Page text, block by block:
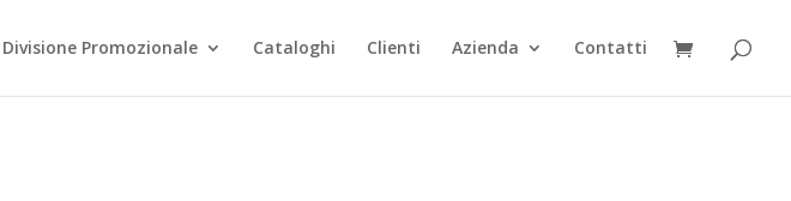
Divisione Promozionale Cataloghi Clienti Azienda Contatti